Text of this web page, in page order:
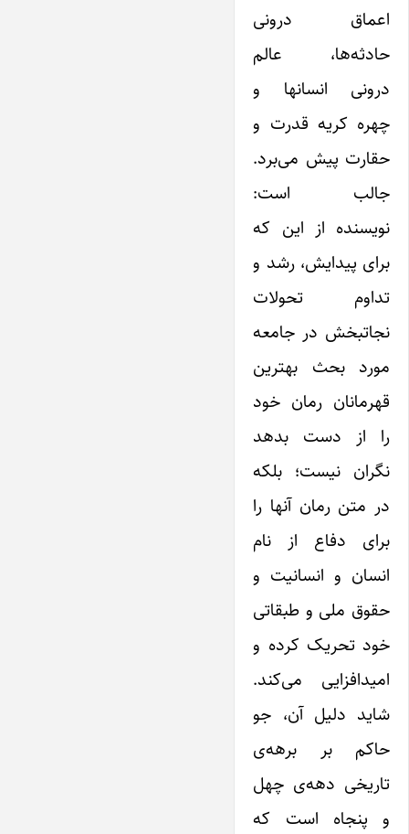
اعماق درونی
حادثه‌ها، عالم
درونی انسانها و
چهره کریه قدرت و
حقارت پیش می‌برد.
جالب است:
نویسنده از این که
برای پیدایش، رشد و
تداوم تحولات
نجاتبخش در جامعه
مورد بحث بهترین
قهرمانان رمان خود
را از دست بدهد
نگران نیست؛ بلکه
در متن رمان آنها را
برای دفاع از نام
انسان و انسانیت و
حقوق ملی و طبقاتی
خود تحریک کرده و
امیدافزایی می‌کند.
شاید دلیل آن، جو
حاکم بر برهه‌ی
تاریخی دهه‌ی چهل
و پنجاه است که